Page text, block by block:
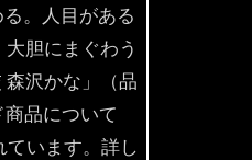
。人目がある
胆にまぐわう
沢かな」（品
品について
います。詳し